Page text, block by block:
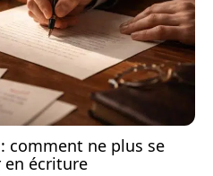
comment ne plus se
écriture